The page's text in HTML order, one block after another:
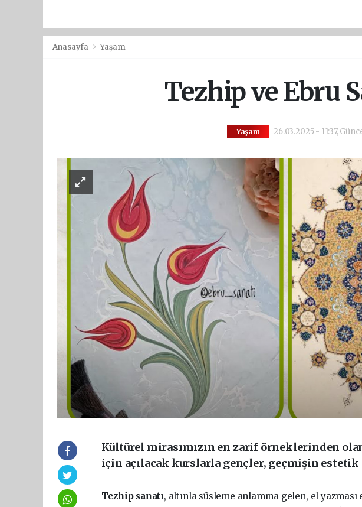
Anasayfa Yaşam
Tezhip ve Ebru
Yaşam 26.03.2025 - 11:37,
Kültürel mirasımızın en zarif örneklerinden
için açılacak kurslarla gençler, geçmişin estetik
Tezhip sanatı, altınla süsleme anlamına gelen, el